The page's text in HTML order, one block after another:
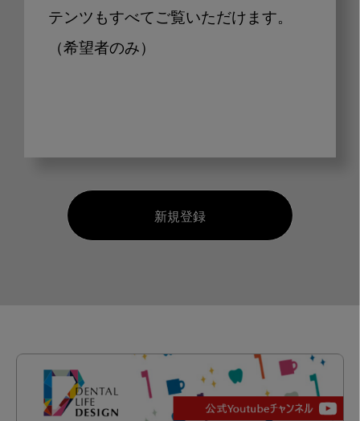
テンツもすべてご覧いただけます。
（希望者のみ）
新規登録